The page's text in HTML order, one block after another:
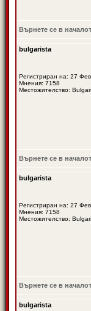
Върнете се в
bulgarista
Регистриран на: 27
Мнения: 7158
Местожителство:
Върнете се в
bulgarista
Регистриран на: 27
Мнения: 7158
Местожителство:
Върнете се в
bulgarista